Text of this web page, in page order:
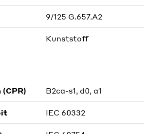
9/125 G.657.A2
Kunststoff
B2ca-s1, d0, a1
IEC 60332